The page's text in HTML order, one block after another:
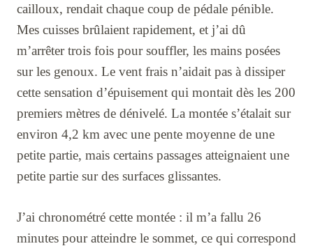
cailloux, rendait chaque coup de pédale pénible.
Mes cuisses brûlaient rapidement, et j’ai dû
m’arrêter trois fois pour souffler, les mains posées
sur les genoux. Le vent frais n’aidait pas à dissiper
cette sensation d’épuisement qui montait dès les 200
premiers mètres de dénivelé. La montée s’étalait sur
environ 4,2 km avec une pente moyenne de une
petite partie, mais certains passages atteignaient une
petite partie sur des surfaces glissantes.
J’ai chronométré cette montée : il m’a fallu 26
minutes pour atteindre le sommet, ce qui correspond